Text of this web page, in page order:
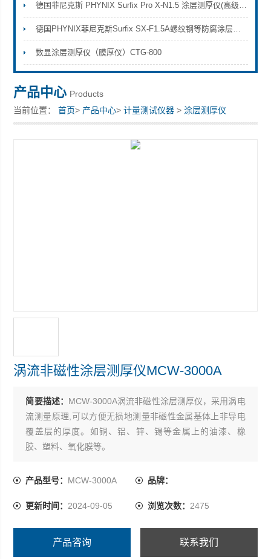
德国菲尼克斯 PHYNIX Surfix Pro X-N1.5 涂层测厚仪(高级型)
德国PHYNIX菲尼克斯Surfix SX-F1.5A螺纹钢等防腐涂层厚度测量方案
数显涂层测厚仪（膜厚仪）CTG-800
产品中心 Products
当前位置：首页> 产品中心>计量测试仪器 >涂层测厚仪
涡流非磁性涂层测厚仪MCW-3000A
简要描述： MCW-3000A涡流非磁性涂层测厚仪，采用涡电
流测量原理,可以方便无损地测量非磁性金属基体上非导电
覆盖层的厚度。如铜、铝、锌、锡等金属上的油漆、橡
胶、塑料、氧化膜等。
产品型号： MCW-3000A 品牌：
更新时间： 2024-09-05 浏览次数： 2475
产品咨询 联系我们